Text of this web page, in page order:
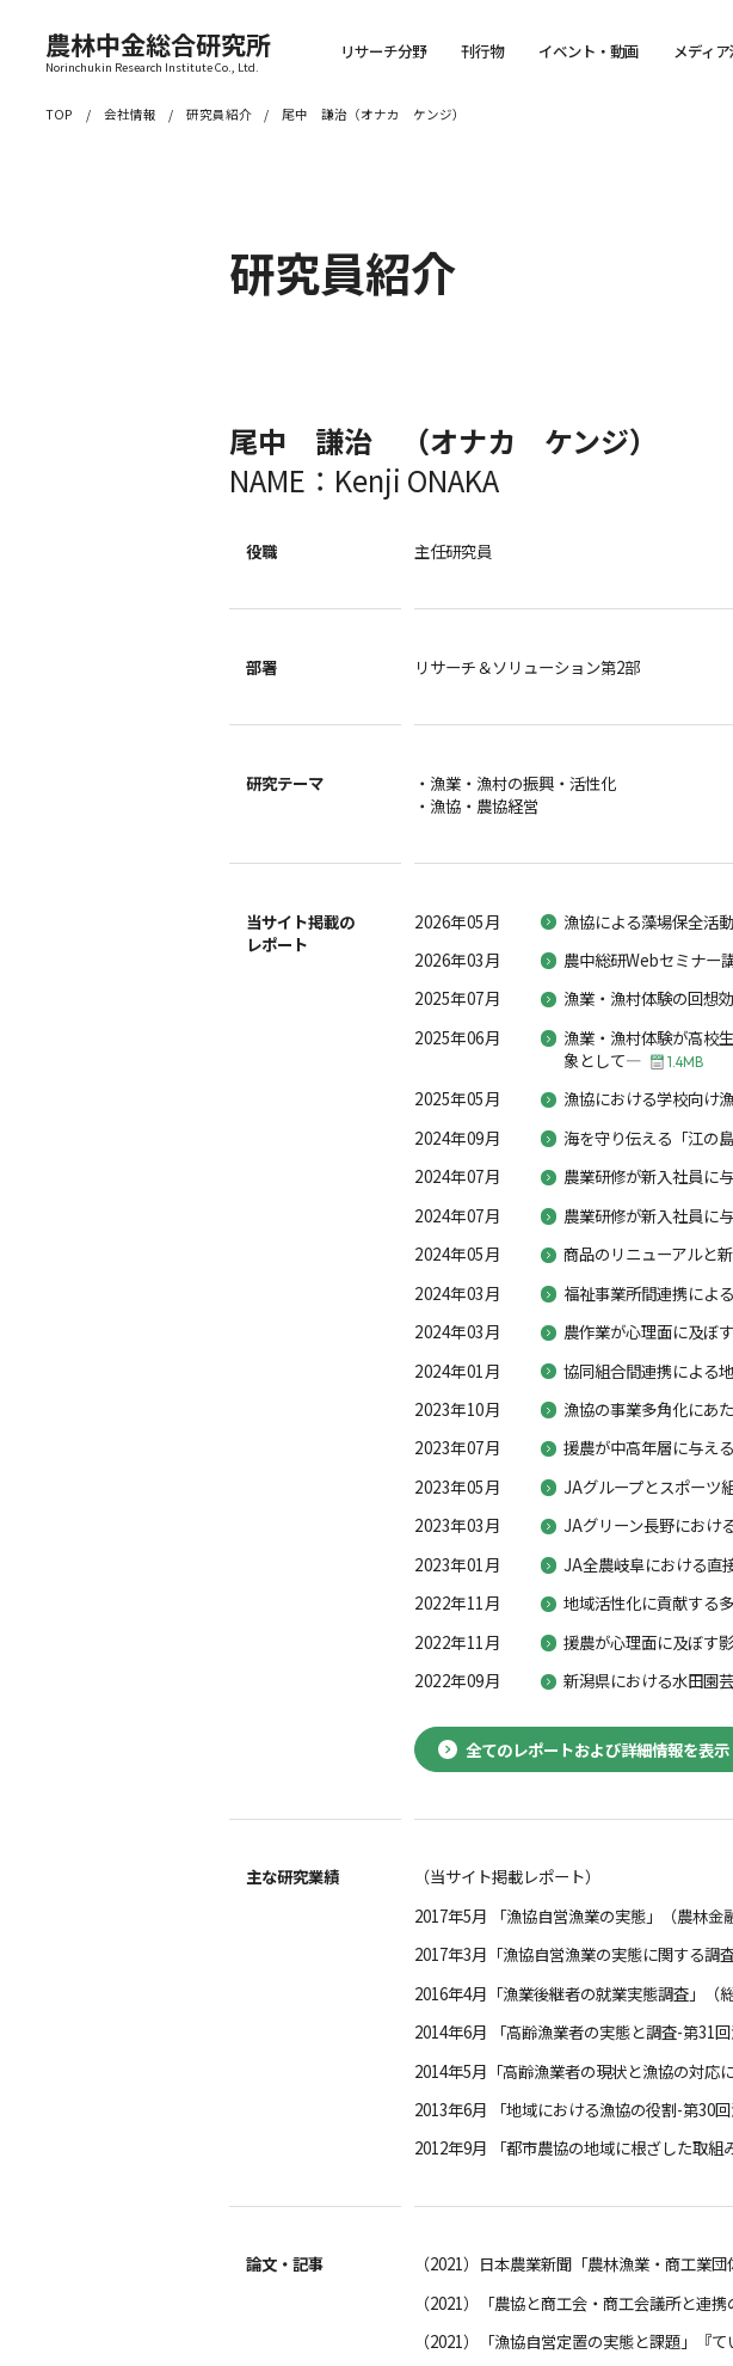
農林中金総合研究所
Norinchukin Research Institute Co., Ltd.
リサーチ分野 刊行物 イベント・動画 メディ
TOP 会社情報 研究員紹介 尾中 謙治（オナカ ケンジ）
研究員紹介
尾中 謙治 （オナカ ケンジ）
NAME：Kenji ONAKA
役職 主任研究員
部署 リサーチ＆ソリューション第2部
研究テーマ
・漁業・漁村の振興・活性化
・漁協・農協経営
当サイト掲載の
レポート
2026年05月 漁協による藻場保全活
2026年03月 農中総研Webセミナー
2025年07月 漁業・漁村体験の回想
2025年06月
漁業・漁村体験が高校
象として―
1.4MB
2025年05月 漁協における学校向け
2024年09月 海を守り伝える「江の
2024年07月 農業研修が新入社員に
2024年07月 農業研修が新入社員に
2024年05月 商品のリニューアルと
2024年03月 福祉事業所間連携によ
2024年03月 農作業が心理面に及ぼ
2024年01月 協同組合間連携による
2023年10月 漁協の事業多角化にあ
2023年07月 援農が中高年層に与え
2023年05月 JAグループとスポーツ
2023年03月 JAグリーン長野におけ
2023年01月 JA全農岐阜における直
2022年11月 地域活性化に貢献する
2022年11月 援農が心理面に及ぼす
2022年09月 新潟県における水田園
全てのレポートおよび詳細情報を表示
主な研究業績
（当サイト掲載レポート）
2017年5月 「漁協自営漁業の実態」（農林金融
2017年3月「漁協自営漁業の実態に関する調
2016年4月「漁業後継者の就業実態調査」（
2014年6月 「高齢漁業者の実態と調査-第31
2014年5月「高齢漁業者の現状と漁協の対応
2013年6月 「地域における漁協の役割-第30
2012年9月 「都市農協の地域に根ざした取組
論文・記事
（2021）日本農業新聞「農林漁業・商工業
（2021）「農協と商工会・商工会議所と連
（2021）「漁協自営定置の実態と課題」『